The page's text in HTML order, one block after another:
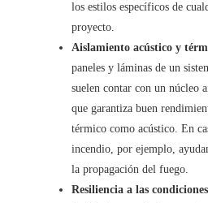
los estilos específicos de
proyecto.
Aislamiento acústico y
paneles y láminas de un
suelen contar con un núcleo
que garantiza buen
térmico como acústico. En
incendio, por ejemplo,
la propagación del fuego.
Resiliencia a las